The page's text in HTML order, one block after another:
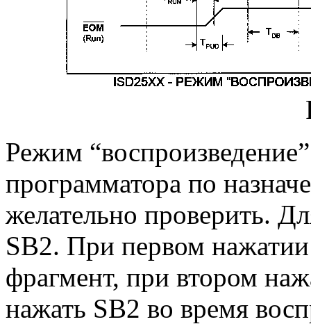
Режим
программатора по
желательно проверить.
SB2. При первом
фрагмент, при втором
нажать SB2 во время